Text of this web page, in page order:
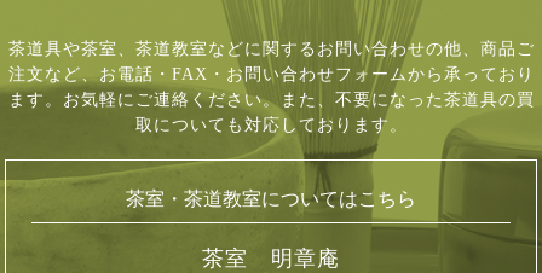
茶道具や茶室、茶道教室などに関するお問い合わせの他、商品ご
注文など、 お電話・FAX・お問い合わせフォームから承っており
ます。お気軽にご連絡ください。 また、不要になった茶道具の買
取についても対応しております。
茶室・茶道教室についてはこちら
茶室 明章庵